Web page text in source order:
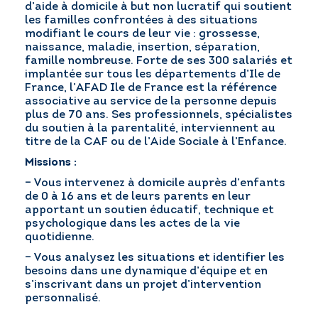
RÉGLER MA FACTURE
POSTULER EN LIGNE
d’aide à domicile à but non lucratif qui soutient
les familles confrontées à des situations
modifiant le cours de leur vie : grossesse,
naissance, maladie, insertion, séparation,
famille nombreuse. Forte de ses 300 salariés et
implantée sur tous les départements d’Ile de
France, l’AFAD Ile de France est la référence
associative au service de la personne depuis
plus de 70 ans. Ses professionnels, spécialistes
du soutien à la parentalité, interviennent au
titre de la CAF ou de l’Aide Sociale à l’Enfance.
Missions :
– Vous intervenez à domicile auprès d’enfants
de 0 à 16 ans et de leurs parents en leur
apportant un soutien éducatif, technique et
psychologique dans les actes de la vie
quotidienne.
– Vous analysez les situations et identifier les
besoins dans une dynamique d’équipe et en
s’inscrivant dans un projet d’intervention
personnalisé.